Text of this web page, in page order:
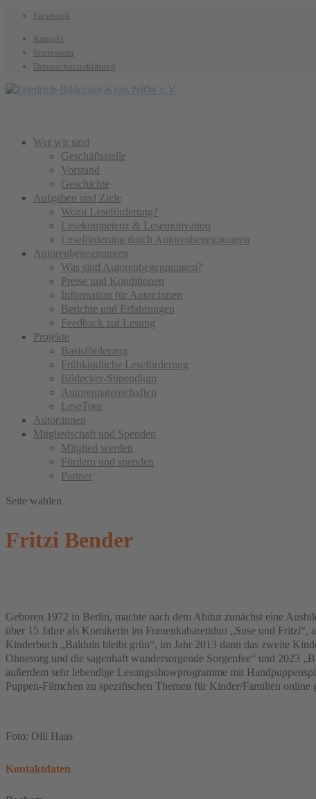
Facebook
Kontakt
Impressum
Datenschutzerklärung
Wer wir sind
Geschäftsstelle
Vorstand
Geschichte
Aufgaben und Ziele
Wozu Leseförderung?
Lesekompetenz & Lesemotivation
Leseförderung durch Autorenbegegnungen
Autorenbegegnungen
Was sind Autorenbegegnungen?
Preise und Konditionen
Information für Autor:innen
Berichte und Erfahrungen
Feedback zur Lesung
Projekte
Basisförderung
Frühkindliche Leseförderung
Bödecker-Stipendium
Autorenpatenschaften
LeseTour
Autor:innen
Mitgliedschaft und Spenden
Mitglied werden
Fördern und spenden
Partner
Seite wählen
Fritzi Bender
Geboren 1972 in Berlin, machte nach dem Abitur zunächst eine
über 15 Jahre als Komikerin im Frauenkabarettduo „Suse und
Kinderbuch „Balduin bleibt grün“, im Jahr 2013 dann das zweite
Ohnesorg und die sagenhaft wundersorgende Sorgenfee“ und 2023
außerdem sehr lebendige Lesungsshowprogramme mit
Puppen-Filmchen zu spezifischen Themen für Kinder/Familien online
Foto: Olli Haas
Kontaktdaten